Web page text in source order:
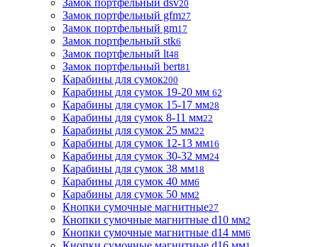
Замок портфельный dsv20
Замок портфельный gfm27
Замок портфельный gm17
Замок портфельный stk6
Замок портфельный lt48
Замок портфельный bert81
Карабины для сумок200
Карабины для сумок 19-20 мм 62
Карабины для сумок 15-17 мм28
Карабины для сумок 8-11 мм22
Карабины для сумок 25 мм22
Карабины для сумок 12-13 мм16
Карабины для сумок 30-32 мм24
Карабины для сумок 38 мм18
Карабины для сумок 40 мм6
Карабины для сумок 50 мм2
Кнопки сумочные магнитные27
Кнопки сумочные магнитные d10 мм2
Кнопки сумочные магнитные d14 мм6